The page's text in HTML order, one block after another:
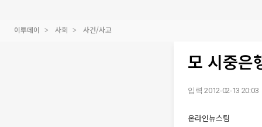
이투데이 사회 사건/사고
모 시중은
입력 2012-02-13 20:03
온라인뉴스팀